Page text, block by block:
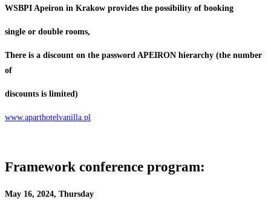
WSBPI Apeiron in Krakow provides the possibility of booking
single or double rooms,
There is a discount on the password APEIRON hierarchy (the number
of
discounts is limited)
www.aparthotelvanilla.pl
Framework conference program:
May 16, 2024, Thursday